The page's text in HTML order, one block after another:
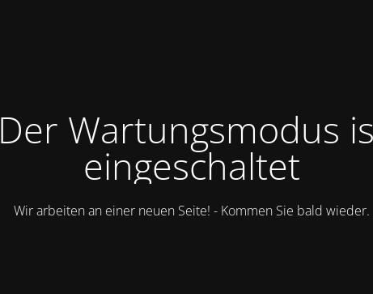
Der Wartungsmodus
eingeschaltet
Wir arbeiten an einer neuen Seite! - Kommen Sie bald wieder.